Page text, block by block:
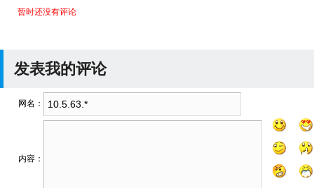
暂时还没有评论
发表我的评论
网名：
内容：